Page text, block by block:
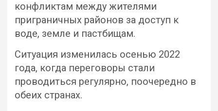
конфликтам между жителями
приграничных районов за доступ к
воде, земле и пастбищам.
Ситуация изменилась осенью 2022
года, когда переговоры стали
проводиться регулярно, поочередно в
обеих странах.